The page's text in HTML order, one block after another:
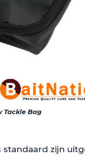
Tackle Bag
zijn